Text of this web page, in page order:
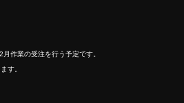
作業の受注を行う予定です。
す。